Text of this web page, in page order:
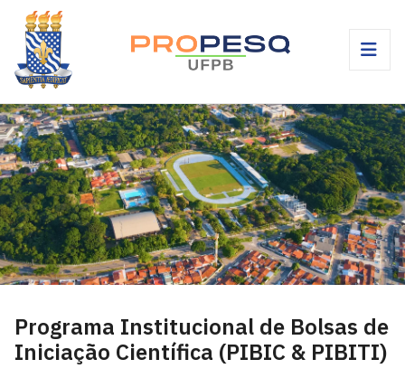
Programa Institucional de Bolsas de
Iniciação Científica (PIBIC & PIBITI)